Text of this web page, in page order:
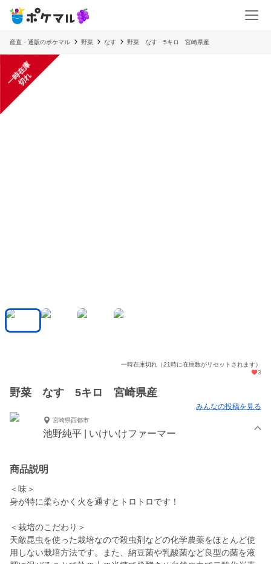
産直・通販のポケマル 野菜 なす 野菜 なす 5キロ 宮崎県産
一
時
在
庫
切
れ
一時在庫切れ（21時に在庫数がリセットされます）
3
野菜 なす 5キロ 宮崎県産
みんなの投稿を見る
宮崎県西都市
池野純平 | いけいけファーマー
商品説明
＜味＞
身が特に柔らかく火を通すとトロトロです！
＜栽培のこだわり＞
天敵昆虫を使った栽培なので殺虫剤などの化学農薬をほとんど使
用しない栽培方法です。また、納豆菌や乳酸菌など良型の菌を液